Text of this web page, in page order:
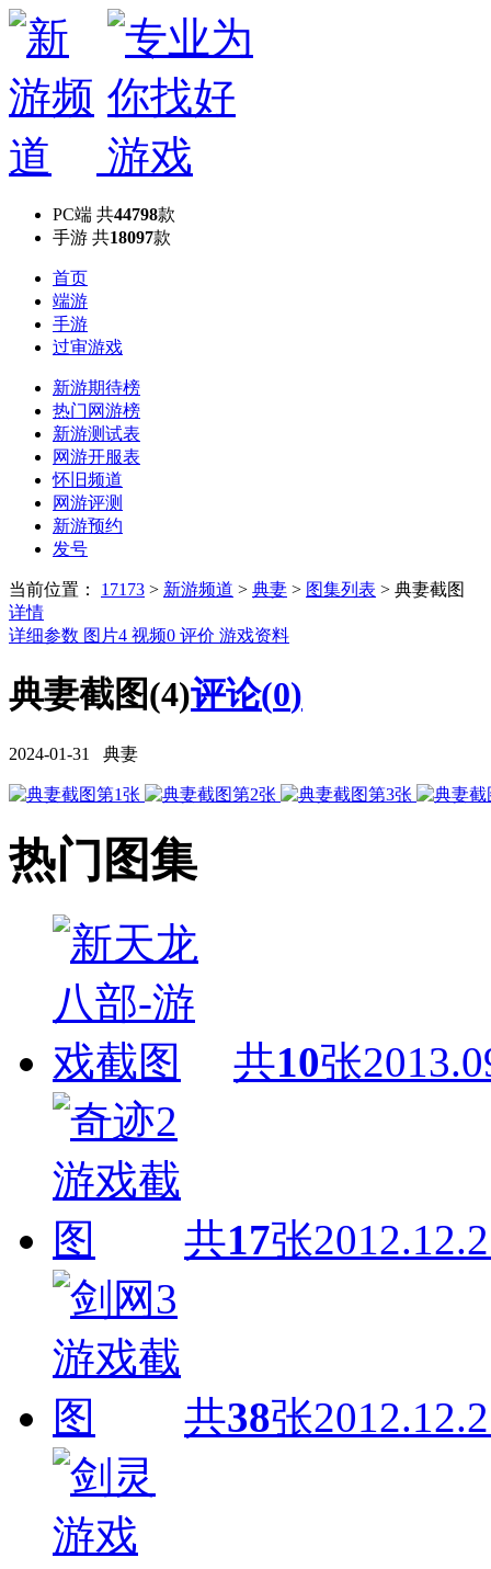
PC端 共44798款
手游 共18097款
首页
端游
手游
过审游戏
新游期待榜
热门网游榜
新游测试表
网游开服表
怀旧频道
网游评测
新游预约
发号
当前位置： 17173 > 新游频道 > 典妻 > 图集列表 > 典妻截图
详情
详细参数 图片4 视频0 评价 游戏资料
典妻截图(4)评论(0)
2024-01-31 典妻
热门图集
共10张
共17张
共38张